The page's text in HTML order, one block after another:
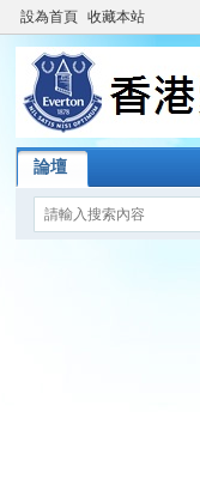
設為首頁 收藏本站
論壇